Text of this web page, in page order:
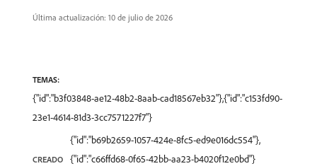
Última actualización: 10 de julio de 2026
TEMAS:
{"id":"b3f03848-ae12-48b2-8aab-cad18567eb32"},{"id":"c153fd90-
23e1-4614-81d3-3cc7571227f7"}
CREADO
{"id":"b69b2659-1057-424e-8fc5-ed9e016dc554"},
{"id":"c66ffd68-0f65-42bb-aa23-b4020f12e0bd"}